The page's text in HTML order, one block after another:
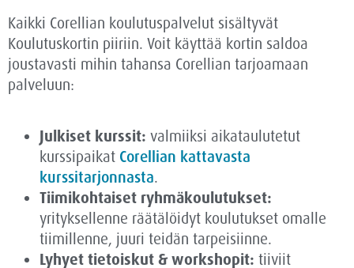
Kaikki Corellian koulutuspalvelut sisältyvät
Koulutuskortin piiriin. Voit käyttää kortin saldoa
joustavasti mihin tahansa Corellian tarjoamaan
palveluun:
Julkiset kurssit: valmiiksi aikataulutetut
kurssipaikat Corellian kattavasta
kurssitarjonnasta.
Tiimikohtaiset ryhmäkoulutukset:
yrityksellenne räätälöidyt koulutukset omalle
tiimillenne, juuri teidän tarpeisiinne.
Lyhyet tietoiskut & workshopit: tiiviit